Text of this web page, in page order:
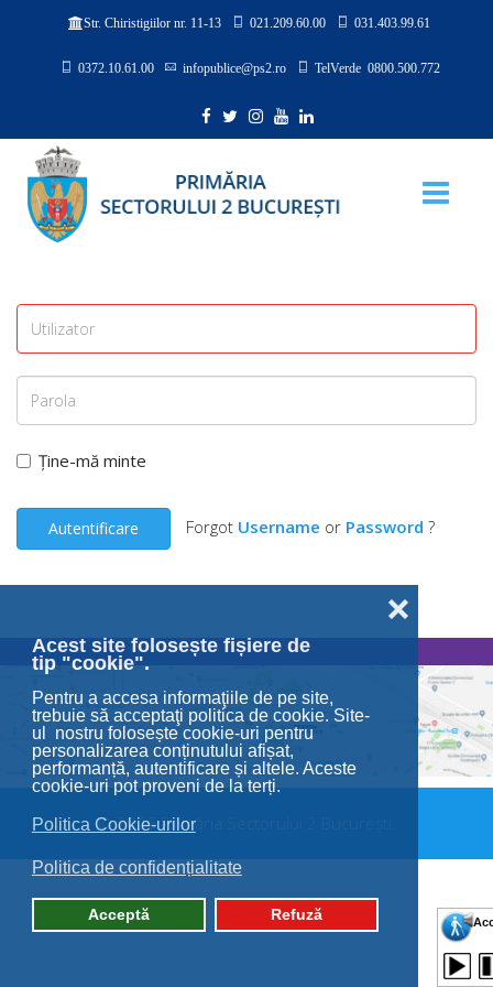
Acest site folosește fișiere de
tip "cookie".
Pentru a accesa informaţiile de pe site,
trebuie să acceptaţi politica de cookie. Site-
ul nostru folosește cookie-uri pentru
personalizarea conținutului afișat,
performanță, autentificare și altele. Aceste
cookie-uri pot proveni de la terți.
Politica Cookie-urilor
Politica de confidențialitate
Acceptă Refuză
❌
Str. Chiristigiilor nr. 11-13 021.209.60.00 031.403.99.61
0372.10.61.00 infopublice@ps2.ro TelVerde 0800.500.772
Ține-mă minte
Autentificare Forgot Username or Password ?
© 2026 Primăria Sectorului 2 București.